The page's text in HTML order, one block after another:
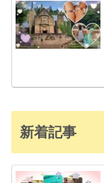
新着記事